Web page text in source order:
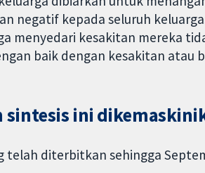
negatif kepada seluruh
menyedari kesakitan mereka
baik dengan kesakitan atau
sintesis ini
telah diterbitkan sehingga